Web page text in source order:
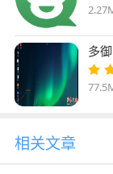
多
相关文章